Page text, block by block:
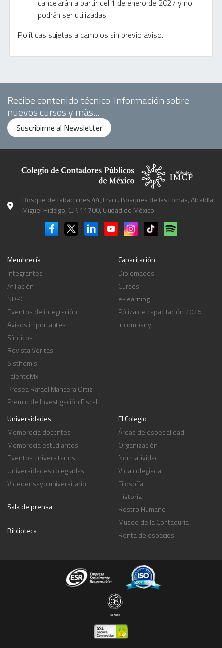
cancelarán a partir del 1 de enero de 2027 y no
podrán ser utilizadas.
Políticas sujetas a cambios sin previo aviso.
Recibe contenido técnico, información sobre
nuevos cursos y más...
Suscribirme al Newsletter
Bosque de Tabachines 44, Fracc. Bosques de las Lomas, Alcaldía
Miguel Hidalgo, C.P. 11700, Ciudad de México.
Membrecía
Integrantes
Afiliación
NDPC
Eventos de integración
Avisos importantes
Síndicos
Revista Veritas
Sisthemis
TalentoMx
Presea Rafael Mancera Ortiz
Premio de Investigación Fiscal
Capacitación
Diplomados
Cursos
e-learning
Póliza de capacitación 2026
Incompany
Universidades
Membrecía docentes
Membrecía estudiantes
Eventos universitarios
Universidades colegiadas
Videoensayo universitario
Sala de prensa
Biblioteca
El Colegio
Áreas de especialidad
Organización
Normatividad
Vida colegiada
Filosofía
Historia
Rostro Humano
Museo de la Contaduría
Renta de espacios